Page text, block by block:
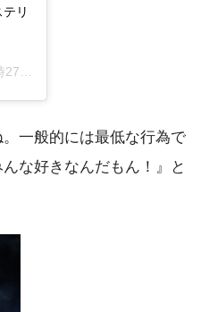
リ
一般的には最低な行為で
な好きなんだもん！』と